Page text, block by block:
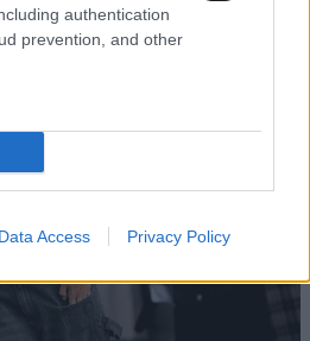
authentication
prevention, and other
Data Access Privacy Policy
του πιο διακριτικού luxury
όπου το πραγματικό
λογότυπο